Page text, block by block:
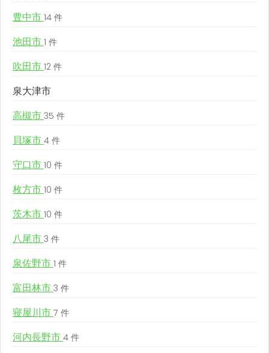
豊中市 14 件
池田市 1 件
吹田市 12 件
泉大津市
高槻市 35 件
貝塚市 4 件
守口市 10 件
枚方市 10 件
茨木市 10 件
八尾市 3 件
泉佐野市 1 件
富田林市 3 件
寝屋川市 7 件
河内長野市 4 件